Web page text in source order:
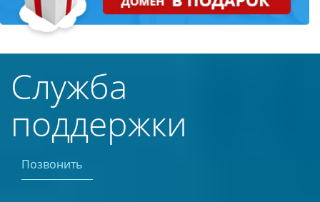
Служба
поддержки
Позвонить